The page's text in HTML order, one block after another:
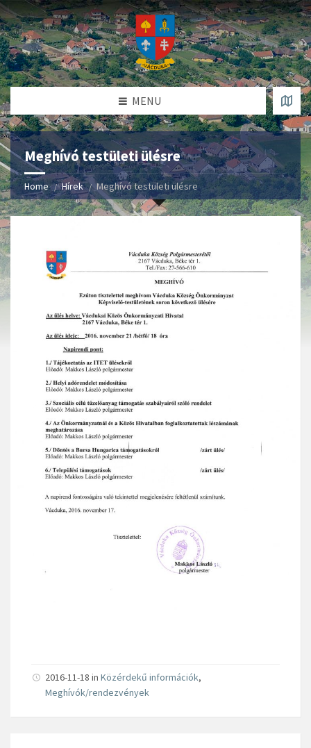
MENU
Meghívó testületi ülésre
Home Hírek Meghívó testületi ülésre
2016-11-18 in Közérdekű információk,
Meghívók/rendezvények